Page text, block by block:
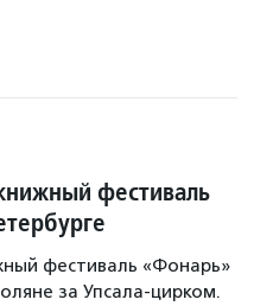
фестиваль
фестиваль «Фонарь»
за Упсала-цирком.